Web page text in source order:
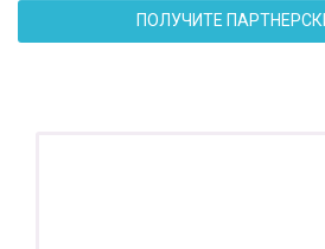
ПОЛУЧИТЕ